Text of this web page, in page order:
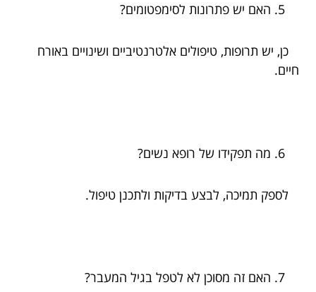
האם יש פתרונות לסימפטומים?
כן, יש תרופות, טיפולים אלטרנטיביים ושינויים באורח
חיים.
מה תפקידו של רופא נשים?
לספק תמיכה, לבצע בדיקות ולתכנן טיפול.
האם זה מסוכן לא לטפל בגיל המעבר?